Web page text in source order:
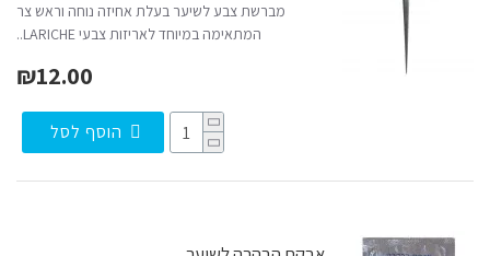
מברשת צבע לשיער בעלת אחיזה נוחה וראש צר
המתאימה במיוחד לאריזות צבעי LARICHE..
₪12.00
הוסף לסל